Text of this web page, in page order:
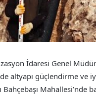
İdaresi Genel
altyapı güçlendirme ve
Mahallesi’nde